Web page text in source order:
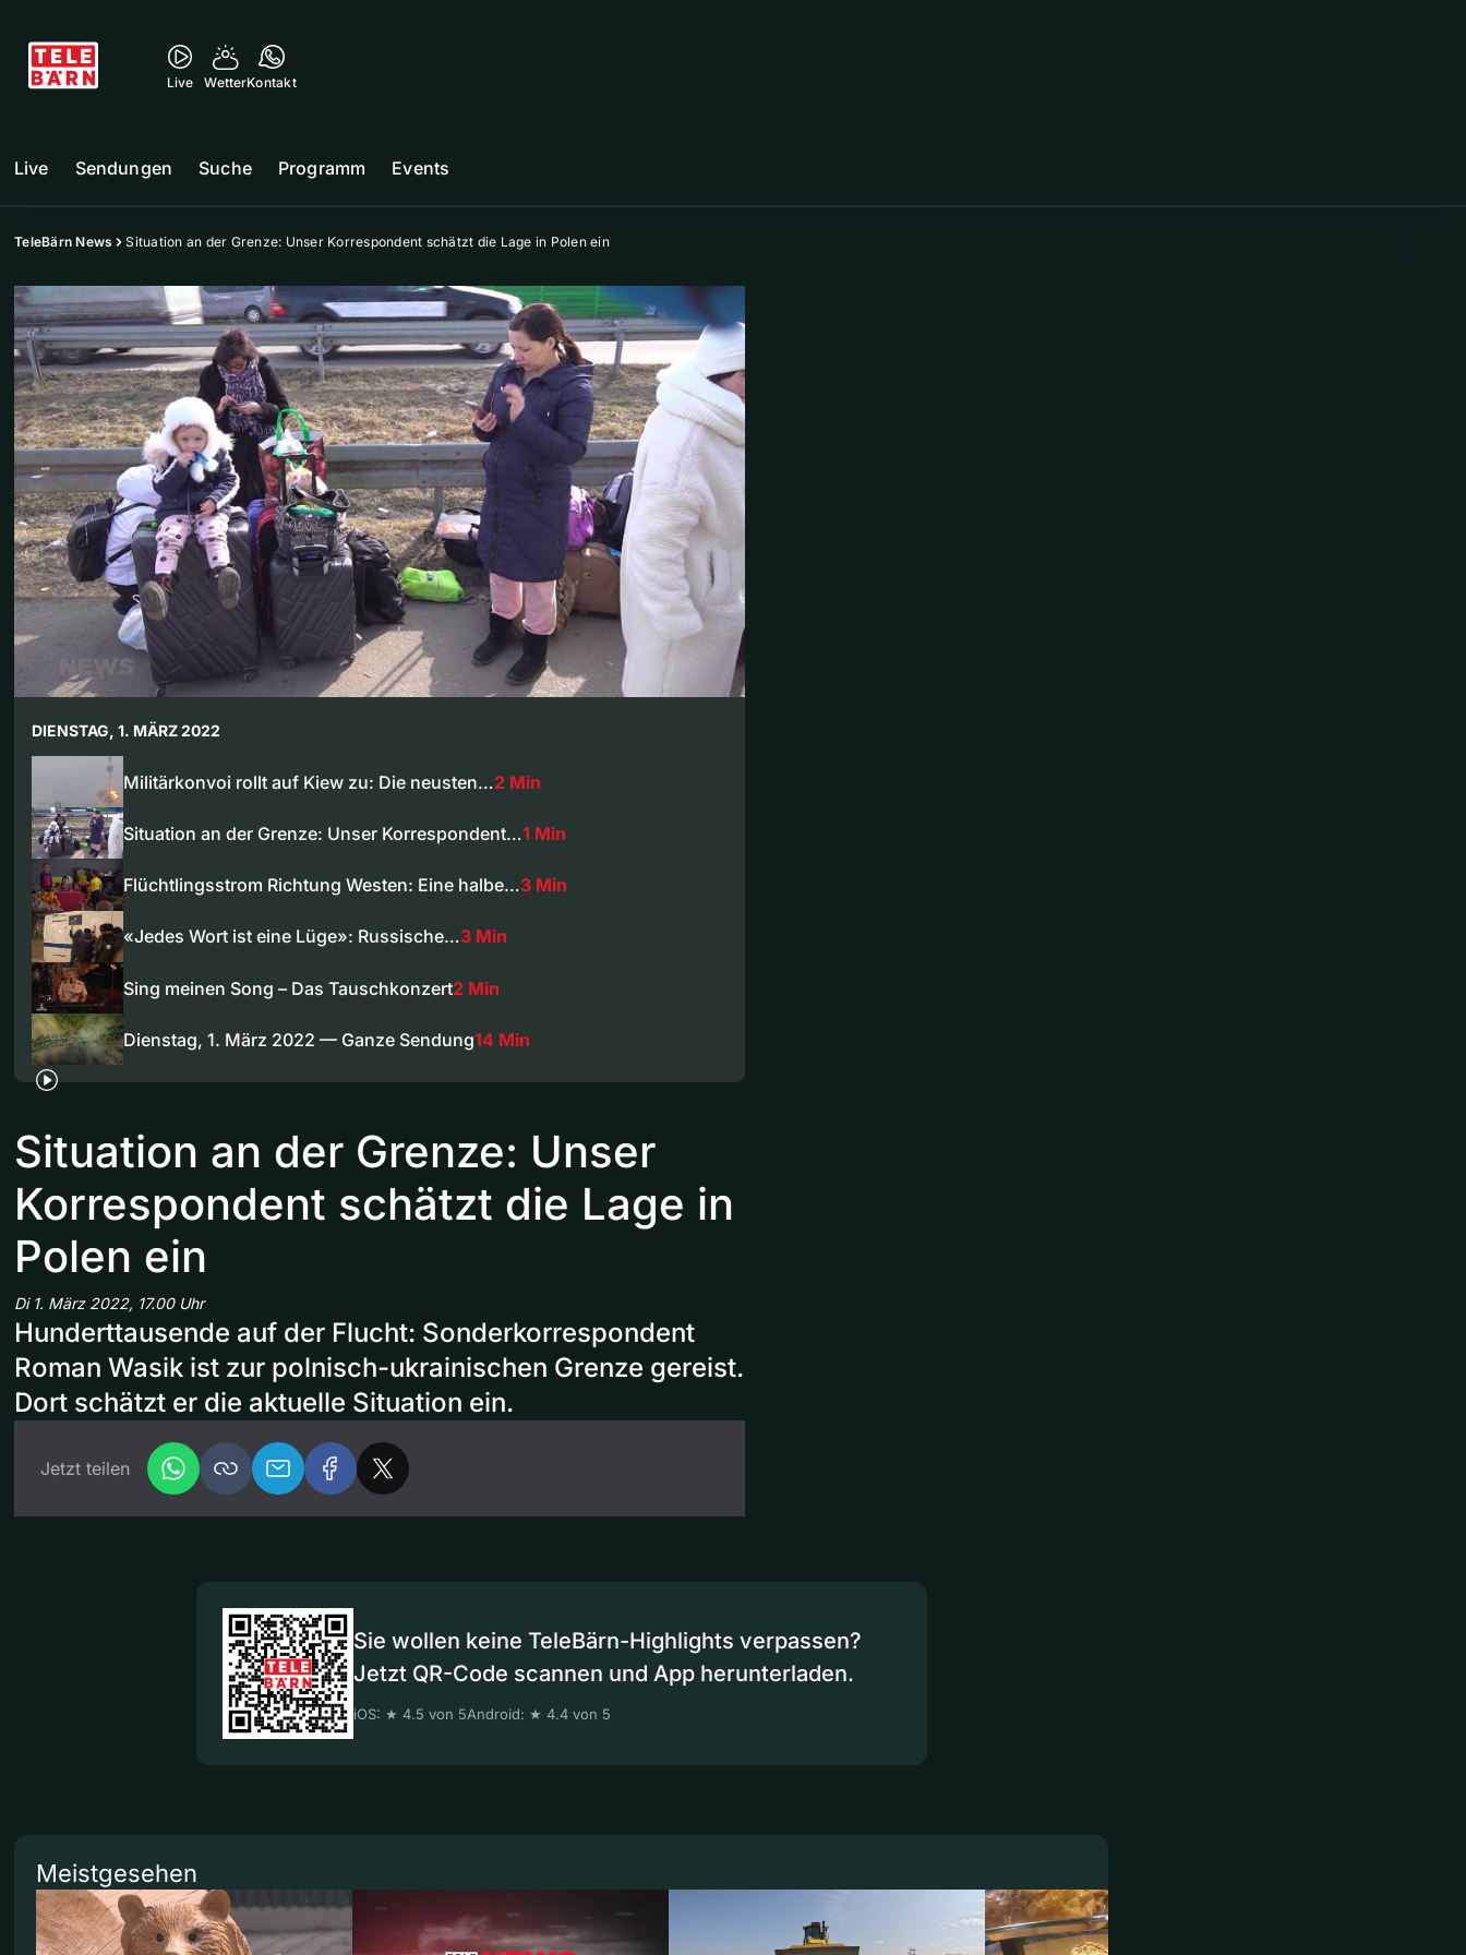
Live WetterKontakt
Live Sendungen Suche Programm Events
TeleBärn News Situation an der Grenze: Unser Korrespondent schätzt die Lage in Polen ein
DIENSTAG, 1. MÄRZ 2022
Militärkonvoi rollt auf Kiew zu: Die neusten…2 Min
Situation an der Grenze: Unser Korrespondent…1 Min
Flüchtlingsstrom Richtung Westen: Eine halbe…3 Min
«Jedes Wort ist eine Lüge»: Russische…3 Min
Sing meinen Song – Das Tauschkonzert2 Min
Dienstag, 1. März 2022 — Ganze Sendung14 Min
Situation an der Grenze: Unser
Korrespondent schätzt die Lage in
Polen ein
Di 1. März 2022, 17.00 Uhr
Hunderttausende auf der Flucht: Sonderkorrespondent
Roman Wasik ist zur polnisch-ukrainischen Grenze gereist.
Dort schätzt er die aktuelle Situation ein.
Jetzt teilen
Sie wollen keine TeleBärn-Highlights verpassen?
Jetzt QR-Code scannen und App herunterladen.
iOS: ★ 4.5 von 5Android: ★ 4.4 von 5
Meistgesehen